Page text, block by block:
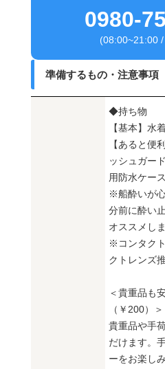
0980-
(08:00~21:00
準備するもの・注意事項
◆持ち物
【基本】水
【あると便
ッシュガー
用防水ケース
※船酔いが
分前に酔い
オススメしま
※コンタク
クトレンズ
＜貴重品も
（￥200）＞
貴重品や手
だけます。
ーをお楽し